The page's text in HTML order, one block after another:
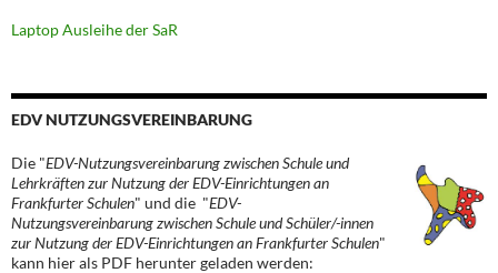
Laptop Ausleihe der SaR
EDV NUTZUNGSVEREINBARUNG
Die "EDV-Nutzungsvereinbarung zwischen Schule und
Lehrkräften zur Nutzung der EDV-Einrichtungen an
Frankfurter Schulen" und die "EDV-
Nutzungsvereinbarung zwischen Schule und Schüler/-innen
zur Nutzung der EDV-Einrichtungen an Frankfurter Schulen"
kann hier als PDF herunter geladen werden: